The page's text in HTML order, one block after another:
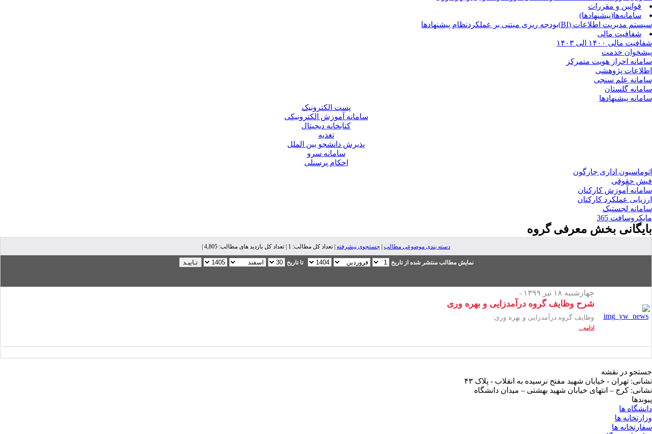
قوانین و مقررات
سامانه‌ها‌(پیشنهادها)
سیستم مدیریت اطلاعات (BI)
بودجه ریزی مبتنی بر عملکردنظام پیشنهادها
شفافیت مالی
شفافیت مالی ۱۴۰۰ الی ۱۴۰۳
پیشخوان خدمت
سامانه احراز هویت متمرکز
اطلاعات پژوهشی
سامانه علم سنجی
سامانه گلستان
سامانه پیشنهادها
پست الکترونیک
سامانه آموزش الکترونیکی
کتابخانه دیجیتال
تغذیه
پذیرش دانشجو بین الملل
سامانه سرو
احکام پرسنلی
اتوماسیون اداری چارگون
فیش حقوقی
سامانه آموزش کارکنان
ارزیابی عملکرد کارکنان
سامانه لجستیک
مایکروسافت 365
بایگانی بخش معرفی گروه
دسته بندی موضوعی مطالب جستجوی پیشرفته | تعداد کل مطالب: 1 | تعداد کل بازدید های مطالب: 4,805 |
نمایش مطالب منتشر شده از تاریخ تا تاریخ
چهارشنبه ۱۸ تیر ۱۳۹۹ -
شرح وظایف گروه درآمدزایی و بهره وری
وظایف گروه درآمدزایی و بهره وری:
ادامه...
جستجو در نقشه
نشانی: تهران - خیابان شهید مفتح نرسیده به انقلاب - پلاک ۴۳
نشانی: کرج – انتهای خیابان شهید بهشتی – میدان دانشگاه
پیوندها
دانشگاه ها
وزارتخانه ها
سفارتخانه ها